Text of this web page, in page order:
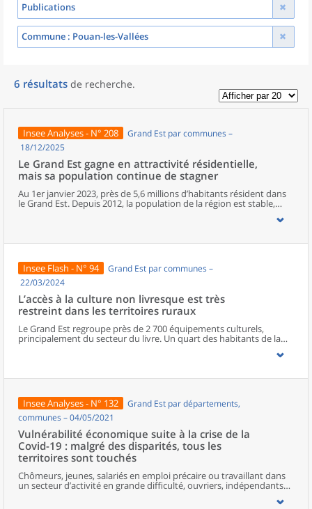
Publications
Commune : Pouan-les-Vallées
6 résultats de recherche.
Insee Analyses - N° 208
Grand Est par communes –
18/12/2025
Le Grand Est gagne en attractivité résidentielle,
mais sa population continue de stagner
Au 1er janvier 2023, près de 5,6 millions d’habitants résident dans
le Grand Est. Depuis 2012, la population de la région est stable,
mais depuis 2017, le moteur migratoire a pris le relais du moteur
démographique. Le Bas-Rhin est le département le plus attractif de
dans trois communes sur cinq. Le nombre d’habitants continue de
Mulhouse. Particulièrement près du Luxembourg, les zones
frontalières attirent de plus en plus d’habitants.
Insee Flash - N° 94
Grand Est par communes –
22/03/2024
L’accès à la culture non livresque est très
restreint dans les territoires ruraux
Le Grand Est regroupe près de 2 700 équipements culturels,
principalement du secteur du livre. Un quart des habitants de la
région vit dans une commune qui n’en comporte aucun. La
régionale. Si la plupart des habitants des territoires urbains
diversité diminue à mesure que l’on s’éloigne des pôles de la
région. Les habitants des espaces ruraux disposent rarement
d’équipements culturels non livresques à proximité.
Insee Analyses - N° 132
Grand Est par départements,
communes – 04/05/2021
Vulnérabilité économique suite à la crise de la
Covid-19 : malgré des disparités, tous les
territoires sont touchés
Chômeurs, jeunes, salariés en emploi précaire ou travaillant dans
un secteur d’activité en grande difficulté, ouvriers, indépendants…
à court ou moyen terme, certaines catégories de la population